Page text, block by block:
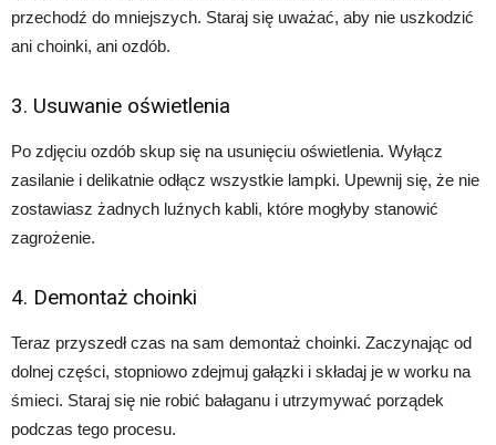
przechodź do mniejszych. Staraj się uważać, aby nie uszkodzić
ani choinki, ani ozdób.
3. Usuwanie oświetlenia
Po zdjęciu ozdób skup się na usunięciu oświetlenia. Wyłącz
zasilanie i delikatnie odłącz wszystkie lampki. Upewnij się, że nie
zostawiasz żadnych luźnych kabli, które mogłyby stanowić
zagrożenie.
4. Demontaż choinki
Teraz przyszedł czas na sam demontaż choinki. Zaczynając od
dolnej części, stopniowo zdejmuj gałązki i składaj je w worku na
śmieci. Staraj się nie robić bałaganu i utrzymywać porządek
podczas tego procesu.